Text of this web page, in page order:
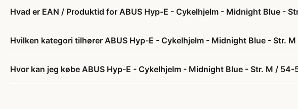
Hvad er EAN / Produktid for ABUS Hyp-E - Cykelhjelm - Midnight Blue -
Hvilken kategori tilhører ABUS Hyp-E - Cykelhjelm - Midnight Blue - Str.
Hvor kan jeg købe ABUS Hyp-E - Cykelhjelm - Midnight Blue - Str. M / 54-